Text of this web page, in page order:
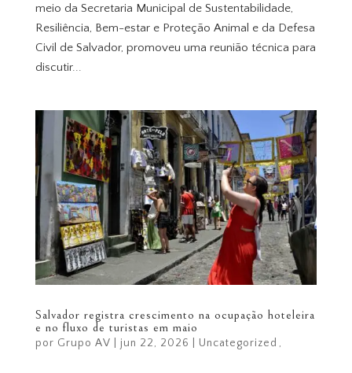
meio da Secretaria Municipal de Sustentabilidade,
Resiliência, Bem-estar e Proteção Animal e da Defesa
Civil de Salvador, promoveu uma reunião técnica para
discutir...
Salvador registra crescimento na ocupação hoteleira
e no fluxo de turistas em maio
por Grupo AV jun 22, 2026 Uncategorized